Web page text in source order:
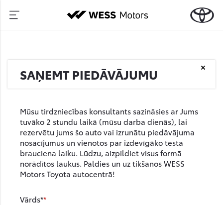
SAŅEMT PIEDĀVĀJUMU
Mūsu tirdzniecības konsultants sazināsies ar Jums
tuvāko 2 stundu laikā (mūsu darba dienās), lai
rezervētu jums šo auto vai izrunātu piedāvājuma
nosacījumus un vienotos par izdevīgāko testa
brauciena laiku. Lūdzu, aizpildiet visus formā
norādītos laukus. Paldies un uz tikšanos WESS
Motors Toyota autocentrā!
Vārds*